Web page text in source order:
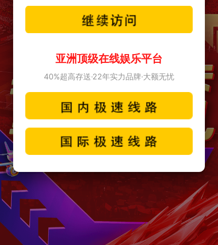
亚洲顶级在线娱乐平台
40%超高存送·22年实力品牌·大额无忧